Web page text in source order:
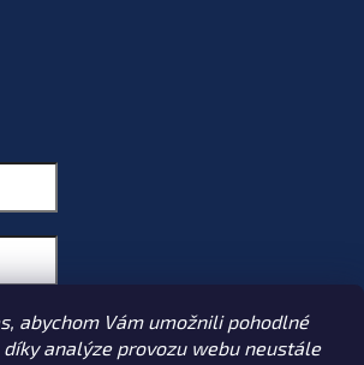
abychom Vám umožnili pohodlné
analýze provozu webu neustále
heslo